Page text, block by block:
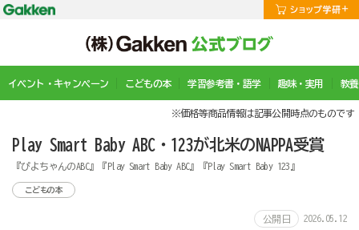
イベント・キャンペーン こどもの本 学習参考書・語学 趣味・実用 教
※価格等商品情報は記事公開時点のものです
Play Smart Baby ABC・123が北米のNAPPA受賞
『ぴよちゃんのABC』『Play Smart Baby ABC』『Play Smart Baby 123』
こどもの本
公開日 2026.05.12